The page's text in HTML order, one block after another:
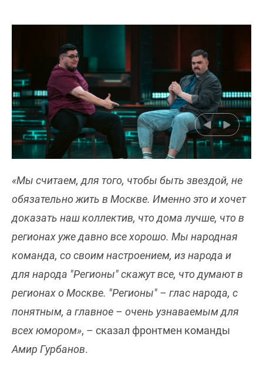
«Мы считаем, для того, чтобы быть звездой, не
обязательно жить в Москве. Именно это и хочет
доказать наш коллектив, что дома лучше, что в
регионах уже давно все хорошо. Мы народная
команда, со своим настроением, из народа и
для народа "Регионы" скажут все, что думают в
регионах о Москве. "Регионы" – глас народа, с
понятным, а главное – очень узнаваемым для
всех юмором», – сказал фронтмен команды
Амир Гурбанов.